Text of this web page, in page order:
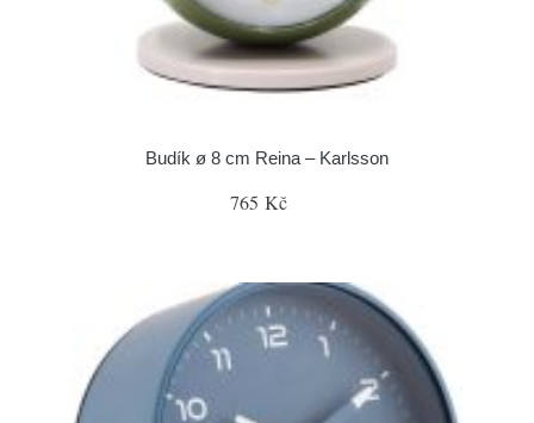
Budík ø 8 cm Reina – Karlsson
765 Kč